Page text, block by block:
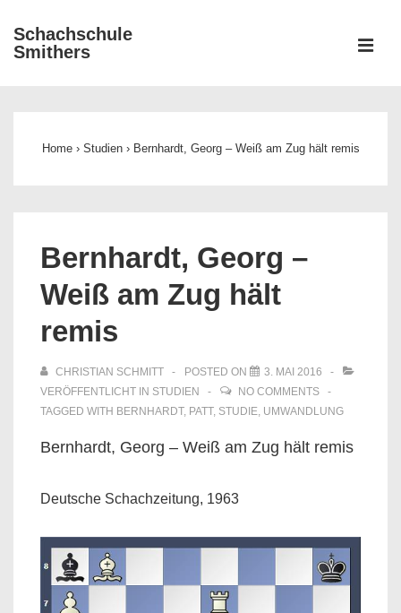
Zum
Inhalt
Schachschule
Smithers
Home › Studien › Bernhardt, Georg – Weiß am Zug hält remis
Bernhardt, Georg –
Weiß am Zug hält
remis
CHRISTIAN SCHMITT POSTED ON
3. MAI 2016
VERÖFFENTLICHT IN STUDIEN
NO COMMENTS
TAGGED WITH BERNHARDT, PATT, STUDIE, UMWANDLUNG
Bernhardt, Georg – Weiß am Zug hält remis
Deutsche Schachzeitung, 1963